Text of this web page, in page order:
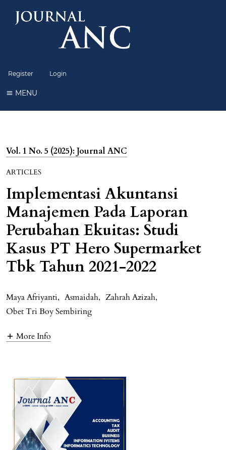
Register Login
MENU
Vol. 1 No. 5 (2025): Journal ANC
ARTICLES
Implementasi Akuntansi
Manajemen Pada Laporan
Perubahan Ekuitas: Studi
Kasus PT Hero Supermarket
Tbk Tahun 2021-2022
Maya Afriyanti, Asmaidah, Zahrah Azizah,
Obet Tri Boy Sembiring
More Info